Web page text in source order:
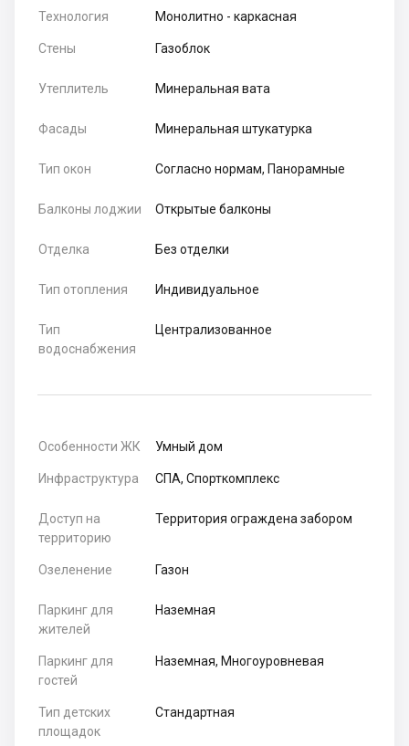
Технология Монолитно - каркасная
Стены Газоблок
Утеплитель Минеральная вата
Фасады Минеральная штукатурка
Тип окон Согласно нормам, Панорамные
Балконы лоджии Открытые балконы
Отделка Без отделки
Тип отопления Индивидуальное
Тип
водоснабжения
Централизованное
Особенности ЖК Умный дом
Инфраструктура СПА, Спорткомплекс
Доступ на
территорию
Территория ограждена забором
Озеленение Газон
Паркинг для
жителей
Наземная
Паркинг для
гостей
Наземная, Многоуровневая
Тип детских
площадок
Стандартная